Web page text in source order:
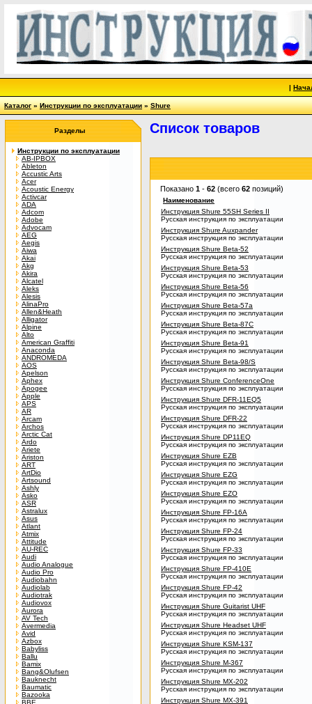
|
Каталог»Инструкции по эксплуатации»Shure
Разделы
Инструкции по эксплуатации
AB-IPBOX
Ableton
Accustic Arts
Acer
Acoustic Energy
Activcar
ADA
Adcom
Adobe
Advocam
AEG
Aegis
Aiwa
Akai
Akg
Akira
Alcatel
Aleks
Alesis
AlinaPro
Allen&Heath
Alligator
Alpine
Alto
American Graffiti
Anaconda
ANDROMEDA
AOS
Apelson
Aphex
Apogee
Apple
APS
AR
Arcam
Archos
Arctic Cat
Ardo
Ariete
Ariston
ART
ArtDio
Artsound
Ashly
Asko
ASR
Astralux
Asus
Atlant
Atmix
Attitude
AU-REC
Audi
Audio Analogue
Audio Pro
Audiobahn
Audiolab
Audiotrak
Audiovox
Aurora
AV Tech
Avermedia
Avid
Azbox
Babyliss
Ballu
Bamix
Bang&Olufsen
Bauknecht
Baumatic
Bazooka
BBE
Список товаров
Показано 1 - 62 (всего 62 позиций)
Наименование
Инструкция Shure 55SH Series II
Русская инструкция по эксплуатации
Инструкция Shure Auxpander
Русская инструкция по эксплуатации
Инструкция Shure Beta-52
Русская инструкция по эксплуатации
Инструкция Shure Beta-53
Русская инструкция по эксплуатации
Инструкция Shure Beta-56
Русская инструкция по эксплуатации
Инструкция Shure Beta-57a
Русская инструкция по эксплуатации
Инструкция Shure Beta-87C
Русская инструкция по эксплуатации
Инструкция Shure Beta-91
Русская инструкция по эксплуатации
Инструкция Shure Beta-98/S
Русская инструкция по эксплуатации
Инструкция Shure ConferenceOne
Русская инструкция по эксплуатации
Инструкция Shure DFR-11EQ5
Русская инструкция по эксплуатации
Инструкция Shure DFR-22
Русская инструкция по эксплуатации
Инструкция Shure DP11EQ
Русская инструкция по эксплуатации
Инструкция Shure EZB
Русская инструкция по эксплуатации
Инструкция Shure EZG
Русская инструкция по эксплуатации
Инструкция Shure EZO
Русская инструкция по эксплуатации
Инструкция Shure FP-16A
Русская инструкция по эксплуатации
Инструкция Shure FP-24
Русская инструкция по эксплуатации
Инструкция Shure FP-33
Русская инструкция по эксплуатации
Инструкция Shure FP-410E
Русская инструкция по эксплуатации
Инструкция Shure FP-42
Русская инструкция по эксплуатации
Инструкция Shure Guitarist UHF
Русская инструкция по эксплуатации
Инструкция Shure Headset UHF
Русская инструкция по эксплуатации
Инструкция Shure KSM-137
Русская инструкция по эксплуатации
Инструкция Shure M-367
Русская инструкция по эксплуатации
Инструкция Shure MX-202
Русская инструкция по эксплуатации
Инструкция Shure MX-391